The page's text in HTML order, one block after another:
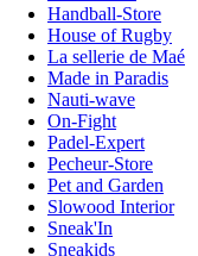
Handball-Store
House of Rugby
La sellerie de Maé
Made in Paradis
Nauti-wave
On-Fight
Padel-Expert
Pecheur-Store
Pet and Garden
Slowood Interior
Sneak'In
Sneakids